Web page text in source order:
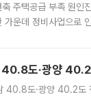
주택공급 부족 원인
가운데 정비사업으로
40.8도·광양
40.8도·광양 40.2도